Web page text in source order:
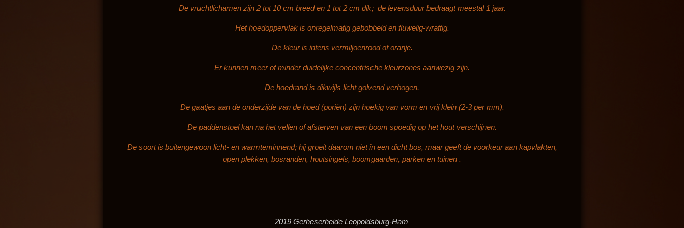
De vruchtlichamen zijn 2 tot 10 cm breed en 1 tot 2 cm dik; de levensduur bedraagt meestal 1 jaar.
Het hoedoppervlak is onregelmatig gebobbeld en fluwelig-wrattig.
De kleur is intens vermiljoenrood of oranje.
Er kunnen meer of minder duidelijke concentrische kleurzones aanwezig zijn.
De hoedrand is dikwijls licht golvend verbogen.
De gaatjes aan de onderzijde van de hoed (poriën) zijn hoekig van vorm en vrij klein (2-3 per mm).
De paddenstoel kan na het vellen of afsterven van een boom spoedig op het hout verschijnen.
De soort is buitengewoon licht- en warmteminnend; hij groeit daarom niet in een dicht bos, maar geeft de voorkeur aan kapvlakten,
open plekken, bosranden, houtsingels, boomgaarden, parken en tuinen .
2019 Gerheserheide Leopoldsburg-Ham